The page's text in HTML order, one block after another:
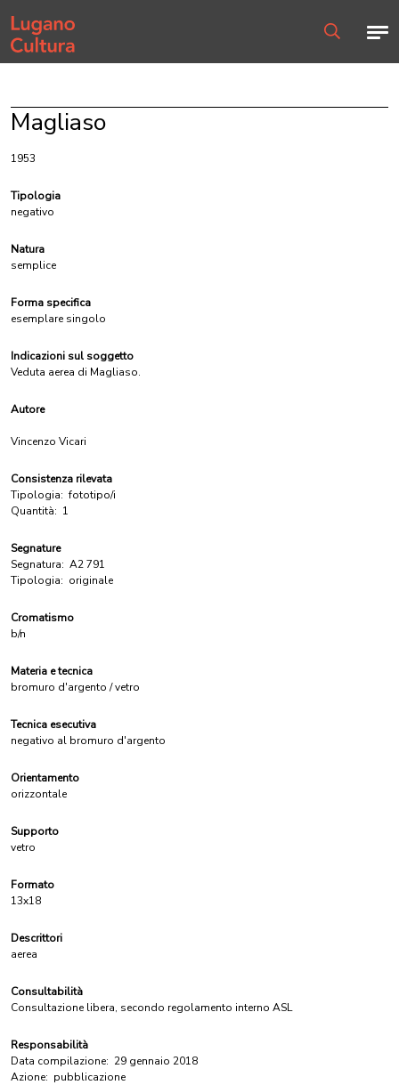
Home page
Magliaso
1953
Tipologia
negativo
Natura
semplice
Forma specifica
esemplare singolo
Indicazioni sul soggetto
Veduta aerea di Magliaso.
Autore
Vincenzo Vicari
Consistenza rilevata
Tipologia: fototipo/i
Quantità: 1
Segnature
Segnatura: A2 791
Tipologia: originale
Cromatismo
b/n
Materia e tecnica
bromuro d'argento / vetro
Tecnica esecutiva
negativo al bromuro d'argento
Orientamento
orizzontale
Supporto
vetro
Formato
13x18
Descrittori
aerea
Consultabilità
Consultazione libera, secondo regolamento interno ASL
Responsabilità
Data compilazione: 29 gennaio 2018
Azione: pubblicazione